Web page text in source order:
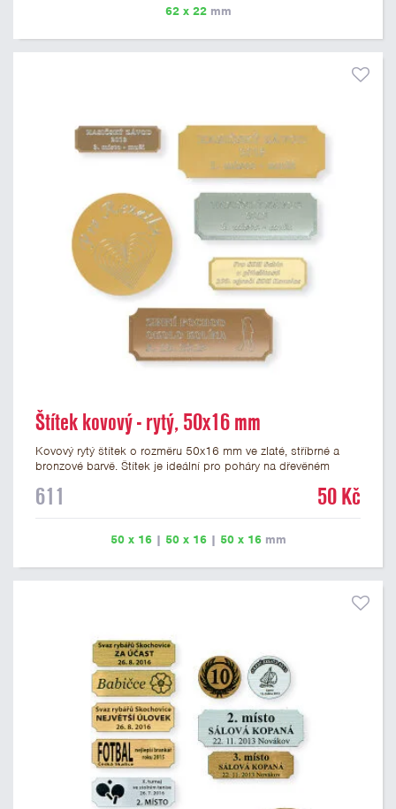
prvním kroku objednávky.62 x 22mm
Štítek kovový - rytý, 50x16 mm
Kovový rytý štítek o rozměru 50x16 mm ve zlaté, stříbrné a
bronzové barvě. Štítek je ideální pro poháry na dřevěném
nebo text. U textu doporučujeme maximálně 3 řádky, aby byla
možné přiložit v prvním kroku objednávky.
611 50 Kč
50 x 16| 50 x 16| 50 x 16mm